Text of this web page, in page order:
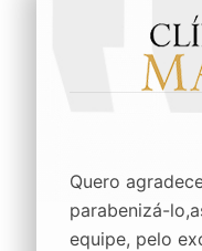
Quero
parabenizá-
equipe, pelo